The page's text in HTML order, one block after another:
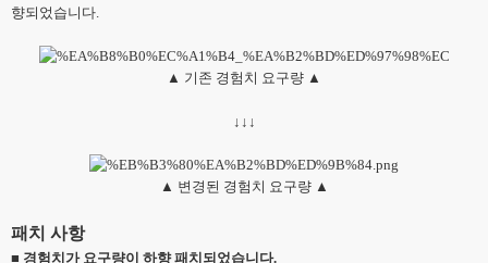
향되었습니다.
▲ 기존 경험치 요구량 ▲
↓ ↓ ↓
▲ 변경된 경험치 요구량 ▲
패치 사항
■ 경험치가 요구량이 하향 패치되었습니다.